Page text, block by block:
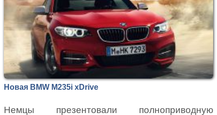
Новая BMW M235i xDrive
Немцы презентовали полноприводную